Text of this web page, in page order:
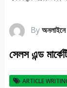
By
সেলস এন্ড
ARTICLE